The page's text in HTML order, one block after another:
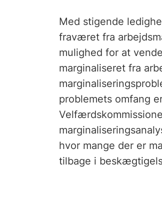
Med stigende
fraværet fra
mulighed for at
marginaliseret fra
problemets omfang
hvor mange der er
tilbage i